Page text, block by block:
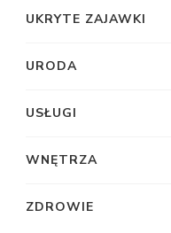
UKRYTE ZAJAWKI
URODA
USŁUGI
WNĘTRZA
ZDROWIE